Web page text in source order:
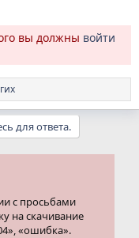
вы должны войти
для ответа.
с просьбами
на скачивание
«ошибка».